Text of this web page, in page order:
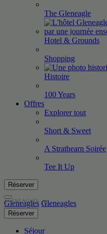
The Gleneagle
Hotel & Grounds
Shopping
Histoire
100Years
Offres
Explorer tout
Short & Sweet
A Strathearn Soirée
Tee It Up
Réserver
Gleneagles Gleneagles
Réserver
Séjour